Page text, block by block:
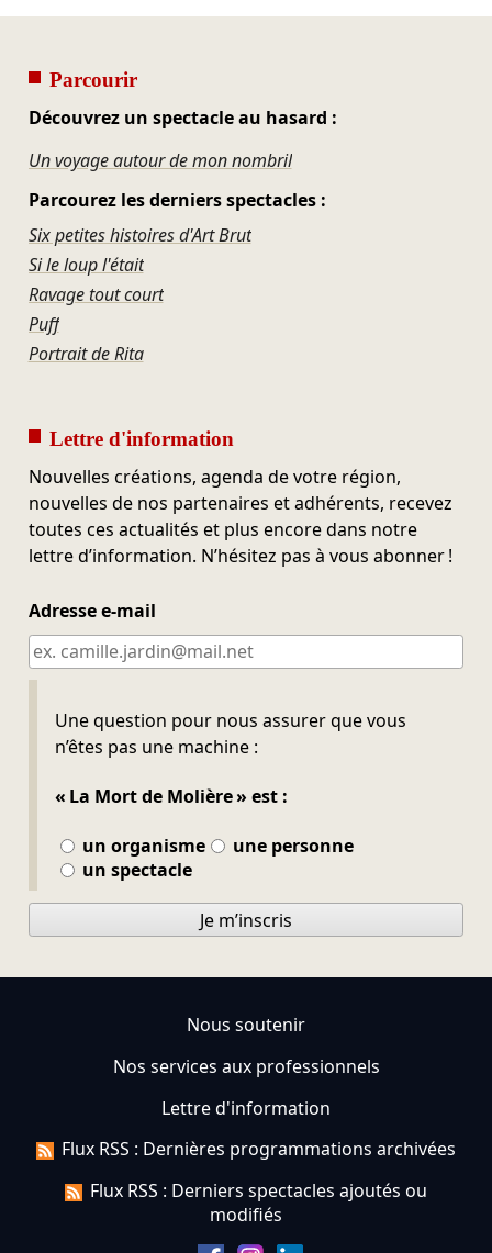
Parcourir
Découvrez un spectacle au hasard :
Un voyage autour de mon nombril
Parcourez les derniers spectacles :
Six petites histoires d'Art Brut
Si le loup l'était
Ravage tout court
Puff
Portrait de Rita
Lettre d'information
Nouvelles créations, agenda de votre région,
nouvelles de nos partenaires et adhérents, recevez
toutes ces actualités et plus encore dans notre
lettre d’information. N’hésitez pas à vous abonner !
Adresse e-mail
Une question pour nous assurer que vous
n’êtes pas une machine :
« La Mort de Molière » est :
un organisme
une personne
un spectacle
Ne pas remplir
Je m’inscris
Nous soutenir
Nos services aux professionnels
Lettre d'information
Flux RSS : Dernières programmations archivées
Flux RSS : Derniers spectacles ajoutés ou
modifiés